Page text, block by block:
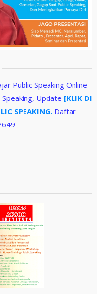
Public Speaking Online
Speaking, Update [KLIK DI
SPEAKING. Daftar